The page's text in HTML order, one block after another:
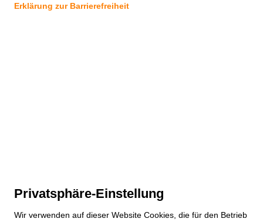
Erklärung zur Barrierefreiheit
Privatsphäre-Einstellung
Wir verwenden auf dieser Website Cookies, die für den Betrieb